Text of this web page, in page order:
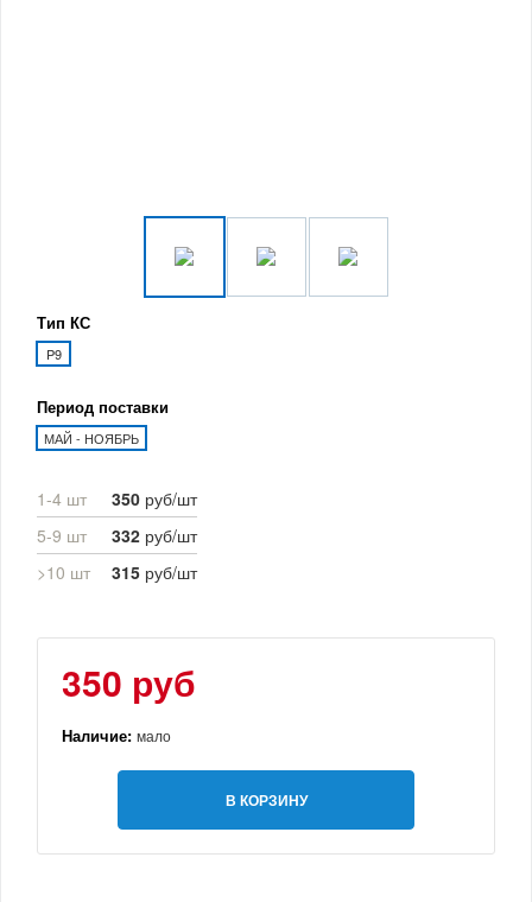
Тип КС
P9
Период поставки
МАЙ - НОЯБРЬ
1-4 шт 350 руб/шт
5-9 шт
332 руб/шт
>10 шт
315 руб/шт
350 руб
Наличие: мало
В КОРЗИНУ